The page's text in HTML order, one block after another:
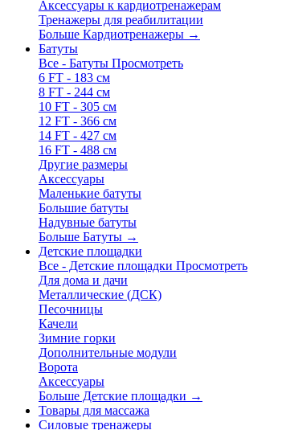
Аксессуары к кардиотренажерам
Тренажеры для реабилитации
Больше Кардиотренажеры →
Батуты
Все - Батуты Просмотреть
6 FT - 183 см
8 FT - 244 см
10 FT - 305 см
12 FT - 366 см
14 FT - 427 см
16 FT - 488 см
Другие размеры
Аксессуары
Маленькие батуты
Большие батуты
Надувные батуты
Больше Батуты →
Детские площадки
Все - Детские площадки Просмотреть
Для дома и дачи
Металлические (ДСК)
Песочницы
Качели
Зимние горки
Дополнительные модули
Ворота
Аксессуары
Больше Детские площадки →
Товары для массажа
Силовые тренажеры